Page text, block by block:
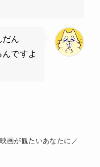
ん
ですよ
画が観たいあなたに／